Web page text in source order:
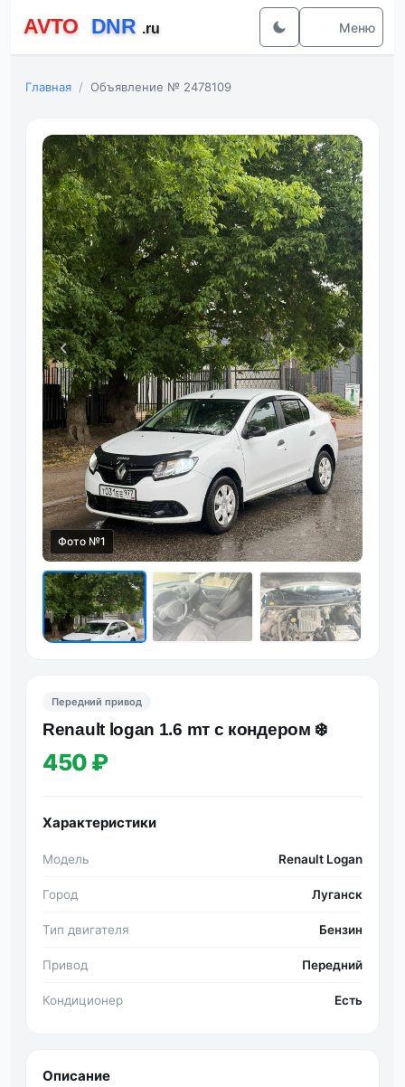
Меню
Главная Объявление № 2478109
Фото №1
Передний привод
Rеnаult lоgаn 1.6 mт с кoндepoм ❄️
450 ₽
Характеристики
Модель Renault Logan
Город Луганск
Тип двигателя Бензин
Привод Передний
Кондиционер Есть
Описание